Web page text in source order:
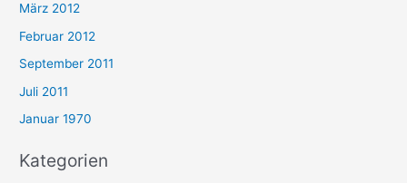
März 2012
Februar 2012
September 2011
Juli 2011
Januar 1970
Kategorien